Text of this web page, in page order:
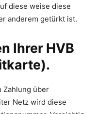
diese weise diese
anderem getürkt ist.
Ihrer HVB
Zahlung über
Netz wird diese